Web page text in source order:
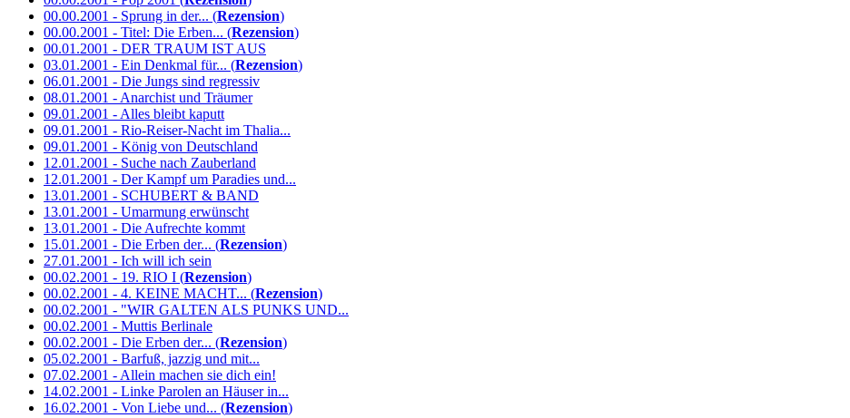
00.00.2001 - Sprung in der... (Rezension)
00.00.2001 - Titel: Die Erben... (Rezension)
00.01.2001 - DER TRAUM IST AUS
03.01.2001 - Ein Denkmal für... (Rezension)
06.01.2001 - Die Jungs sind regressiv
08.01.2001 - Anarchist und Träumer
09.01.2001 - Alles bleibt kaputt
09.01.2001 - Rio-Reiser-Nacht im Thalia...
09.01.2001 - König von Deutschland
12.01.2001 - Suche nach Zauberland
12.01.2001 - Der Kampf um Paradies und...
13.01.2001 - SCHUBERT & BAND
13.01.2001 - Umarmung erwünscht
13.01.2001 - Die Aufrechte kommt
15.01.2001 - Die Erben der... (Rezension)
27.01.2001 - Ich will ich sein
00.02.2001 - 19. RIO I (Rezension)
00.02.2001 - 4. KEINE MACHT... (Rezension)
00.02.2001 - "WIR GALTEN ALS PUNKS UND...
00.02.2001 - Muttis Berlinale
00.02.2001 - Die Erben der... (Rezension)
05.02.2001 - Barfuß, jazzig und mit...
07.02.2001 - Allein machen sie dich ein!
14.02.2001 - Linke Parolen an Häuser in...
16.02.2001 - Von Liebe und... (Rezension)